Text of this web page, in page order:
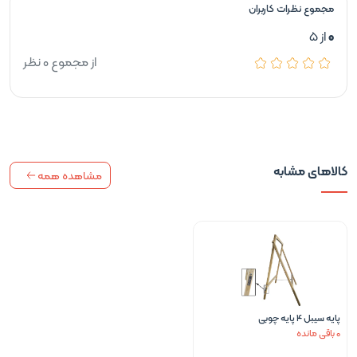
کالاهای مشابه مشاهده همه
پایه سیبل 4 پایه چوبی
0 باقی مانده
مجموع نظرات کاربران
0از 5
از مجموع 0 نظر